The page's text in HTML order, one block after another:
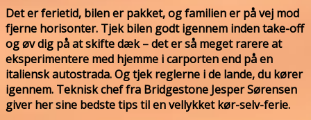
Det er ferietid, bilen er pakket, og familien er på vej mod
fjerne horisonter. Tjek bilen godt igennem inden take-off
og øv dig på at skifte dæk – det er så meget rarere at
eksperimentere med hjemme i carporten end på en
italiensk autostrada. Og tjek reglerne i de lande, du kører
igennem. Teknisk chef fra Bridgestone Jesper Sørensen
giver her sine bedste tips til en vellykket kør-selv-ferie.